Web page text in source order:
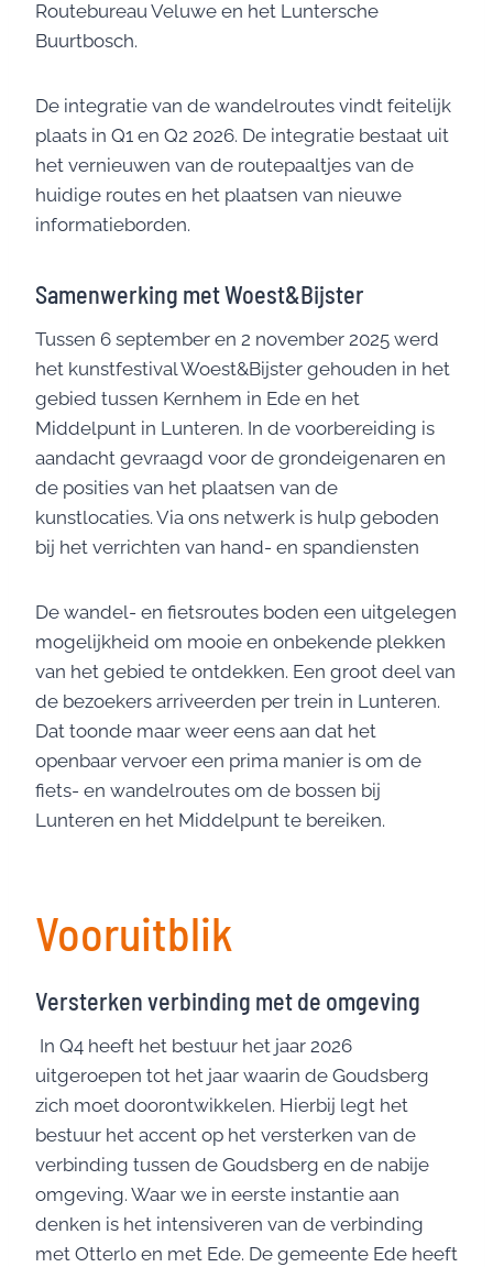
Routebureau Veluwe en het Luntersche
Buurtbosch.
De integratie van de wandelroutes vindt feitelijk
plaats in Q1 en Q2 2026. De integratie bestaat uit
het vernieuwen van de routepaaltjes van de
huidige routes en het plaatsen van nieuwe
informatieborden.
Samenwerking met Woest&Bijster
Tussen 6 september en 2 november 2025 werd
het kunstfestival Woest&Bijster gehouden in het
gebied tussen Kernhem in Ede en het
Middelpunt in Lunteren. In de voorbereiding is
aandacht gevraagd voor de grondeigenaren en
de posities van het plaatsen van de
kunstlocaties. Via ons netwerk is hulp geboden
bij het verrichten van hand- en spandiensten
De wandel- en fietsroutes boden een uitgelegen
mogelijkheid om mooie en onbekende plekken
van het gebied te ontdekken. Een groot deel van
de bezoekers arriveerden per trein in Lunteren.
Dat toonde maar weer eens aan dat het
openbaar vervoer een prima manier is om de
fiets- en wandelroutes om de bossen bij
Lunteren en het Middelpunt te bereiken.
Vooruitblik
Versterken verbinding met de omgeving
In Q4 heeft het bestuur het jaar 2026
uitgeroepen tot het jaar waarin de Goudsberg
zich moet doorontwikkelen. Hierbij legt het
bestuur het accent op het versterken van de
verbinding tussen de Goudsberg en de nabije
omgeving. Waar we in eerste instantie aan
denken is het intensiveren van de verbinding
met Otterlo en met Ede. De gemeente Ede heeft